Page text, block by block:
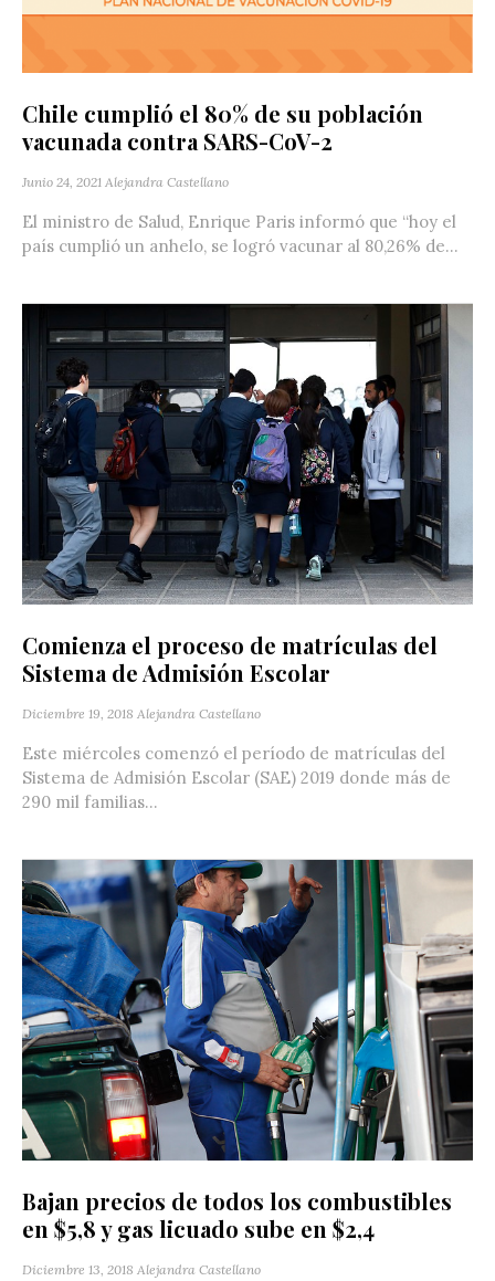
Chile cumplió el 80% de su población
vacunada contra SARS-CoV-2
Junio 24, 2021 Alejandra Castellano
El ministro de Salud, Enrique Paris informó que “hoy el
país cumplió un anhelo, se logró vacunar al 80,26% de...
Comienza el proceso de matrículas del
Sistema de Admisión Escolar
Diciembre 19, 2018 Alejandra Castellano
Este miércoles comenzó el período de matrículas del
Sistema de Admisión Escolar (SAE) 2019 donde más de
290 mil familias...
Bajan precios de todos los combustibles
en $5,8 y gas licuado sube en $2,4
Diciembre 13, 2018 Alejandra Castellano